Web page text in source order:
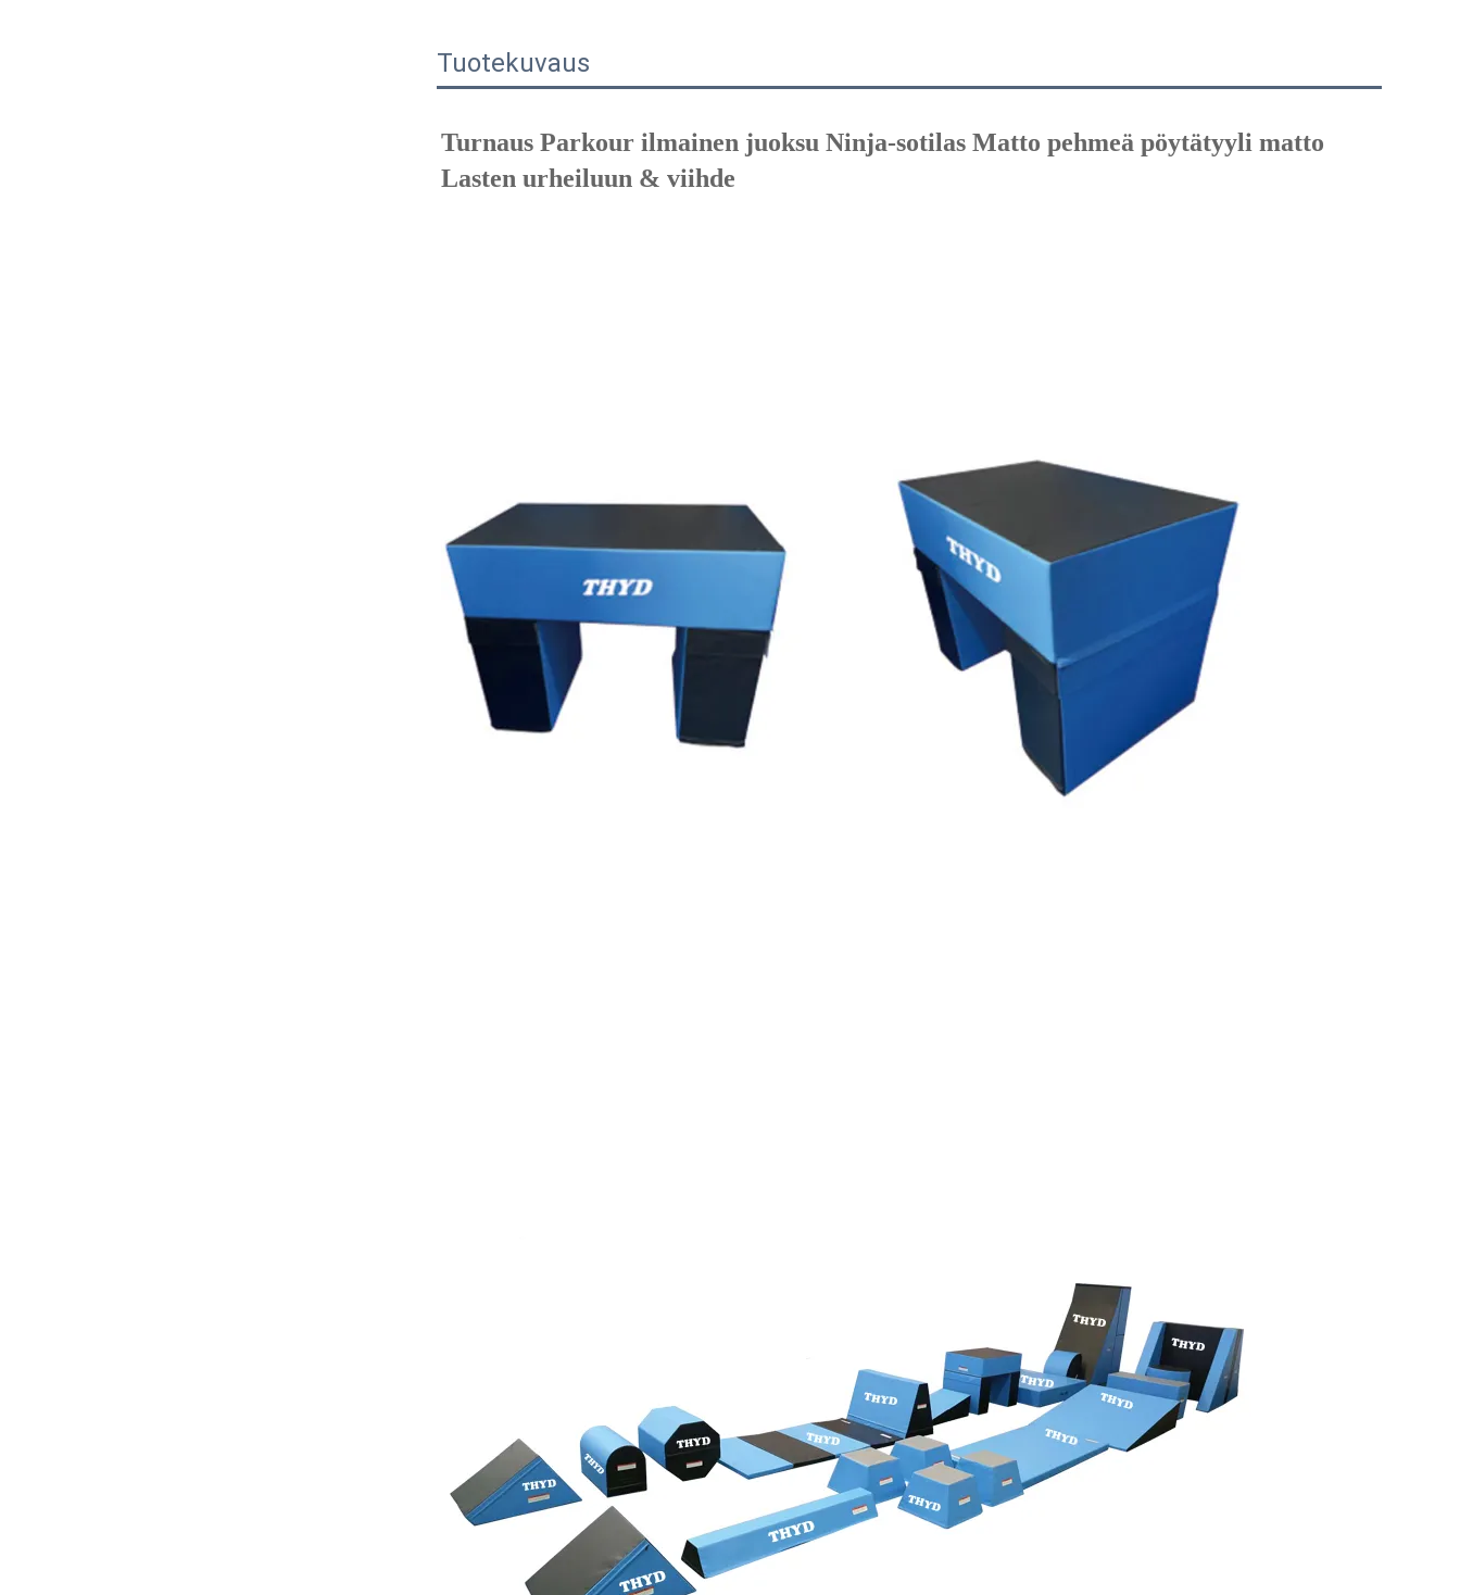
Tuotekuvaus
Turnaus Parkour ilmainen juoksu Ninja-sotilas Matto pehmeä pöytätyyli matto
Lasten urheiluun & viihde